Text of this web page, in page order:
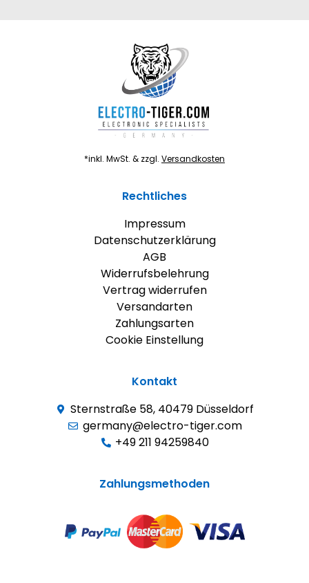
*inkl. MwSt. & zzgl. Versandkosten
Rechtliches
Impressum
Datenschutzerklärung
AGB
Widerrufsbelehrung
Vertrag widerrufen
Versandarten
Zahlungsarten
Cookie Einstellung
Kontakt
Sternstraße 58, 40479 Düsseldorf
germany@electro-tiger.com
+49 211 94259840
Zahlungsmethoden